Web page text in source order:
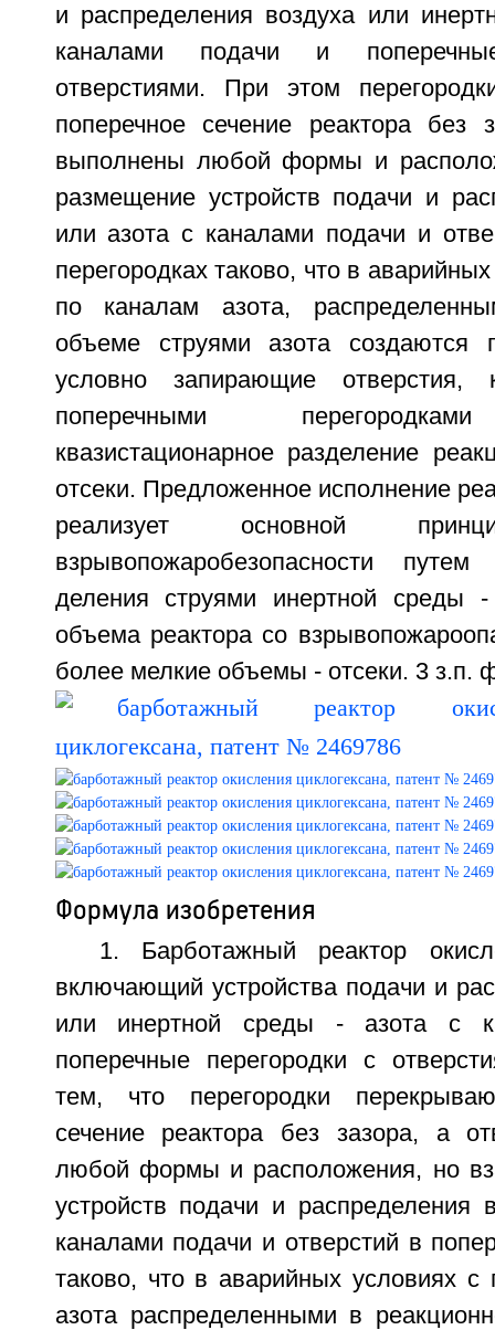
и распределения воздуха или
каналами подачи и
отверстиями. При этом
поперечное сечение реактора без
выполнены любой формы и
размещение устройств подачи и
или азота с каналами подачи и
перегородках таково, что в
по каналам азота,
объеме струями азота создаются
условно запирающие
поперечными
квазистационарное разделение
отсеки. Предложенное исполнение
реализует основной
взрывопожаробезопасности путем
деления струями инертной среды -
объема реактора со
более мелкие объемы - отсеки. 3 з.п.
Формула изобретения
1. Барботажный реактор
включающий устройства подачи и
или инертной среды - азота с
поперечные перегородки с
тем, что перегородки
сечение реактора без зазора, а
любой формы и расположения, но
устройств подачи и распределения
каналами подачи и отверстий в
таково, что в аварийных условиях с
азота распределенными в